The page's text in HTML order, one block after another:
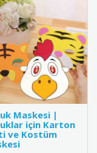
Maskesi |
için Karton
ve Kostüm